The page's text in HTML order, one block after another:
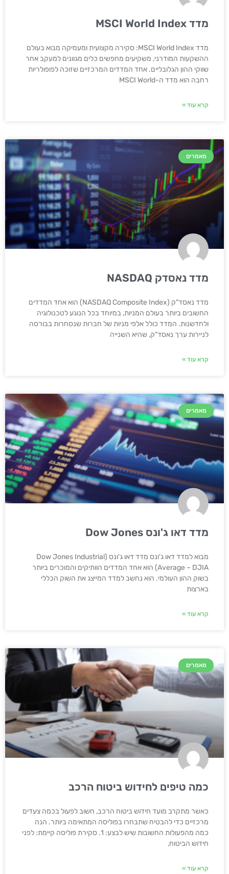
מדד MSCI World Index
מדד MSCI World Index: סקירה מקצועית ומעמיקה מבוא בעולם
ההשקעות המודרני, משקיעים מחפשים כלים מגוונים למעקב אחר
שווקי ההון הגלובליים. אחד המדדים המרכזיים שזוכה לפופולריות
רחבה הוא מדד ה-MSCI World
קרא עוד »
מאמרים
מדד נאסדק NASDAQ
מדד נאסד"ק (NASDAQ Composite Index) הוא אחד המדדים
החשובים ביותר בעולם המניות, במיוחד בכל הנוגע לטכנולוגיה
ולחדשנות. המדד כולל אלפי מניות של חברות שנסחרות בבורסה
לניירות ערך נאסד"ק, שהיא השנייה
קרא עוד »
מאמרים
מדד דאו ג'ונס Dow Jones
מבוא למדד דאו ג'ונס מדד דאו ג'ונס (Dow Jones Industrial
Average – DJIA) הוא אחד המדדים הוותיקים והמוכרים ביותר
בשוק ההון העולמי. הוא נחשב למדד המייצג את השוק הכללי
בארצות
קרא עוד »
מאמרים
כמה טיפים לחידוש ביטוח הרכב
כאשר מתקרב מועד חידוש ביטוח הרכב, חשוב לפעול בכמה צעדים
מרכזיים כדי להבטיח שתבחרו בפוליסה המתאימה ביותר. הנה
כמה מהפעולות החשובות שיש לבצע: 1. סקירת פוליסה קיימת: לפני
חידוש הביטוח,
קרא עוד »